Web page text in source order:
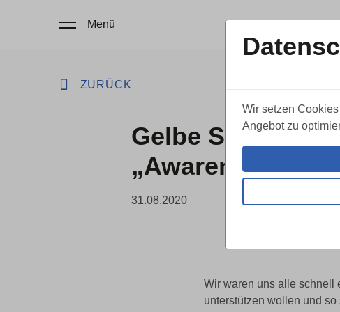
Menü
ZURÜCK
Gelbe Schleife
„Awareness
31.08.2020
Wir waren uns alle schnell
unterstützen wollen und
Wir setzen
Angebot zu